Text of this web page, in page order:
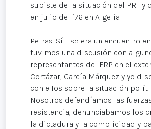
supiste de la situación del PRT y
en julio del ´76 en Argelia.
Petras: Sí. Eso era un encuentro
tuvimos una discusión con
representantes del ERP en el
Cortázar, García Márquez y yo
con ellos sobre la situación
Nosotros defendíamos las
resistencia, denunciabamos los
la dictadura y la complicidad y